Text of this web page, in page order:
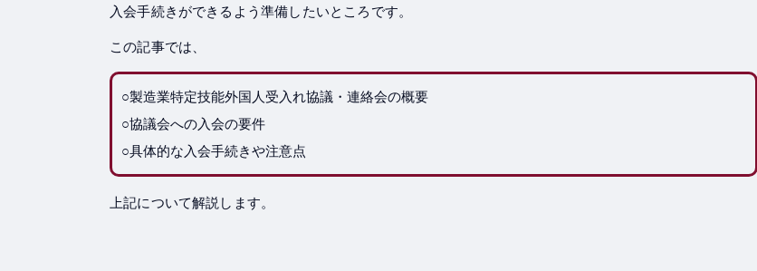
入会手続きができるよう準備したいところです。
この記事では、
○製造業特定技能外国人受入れ協議・連絡会の概要
○協議会への入会の要件
○具体的な入会手続きや注意点
上記について解説します。